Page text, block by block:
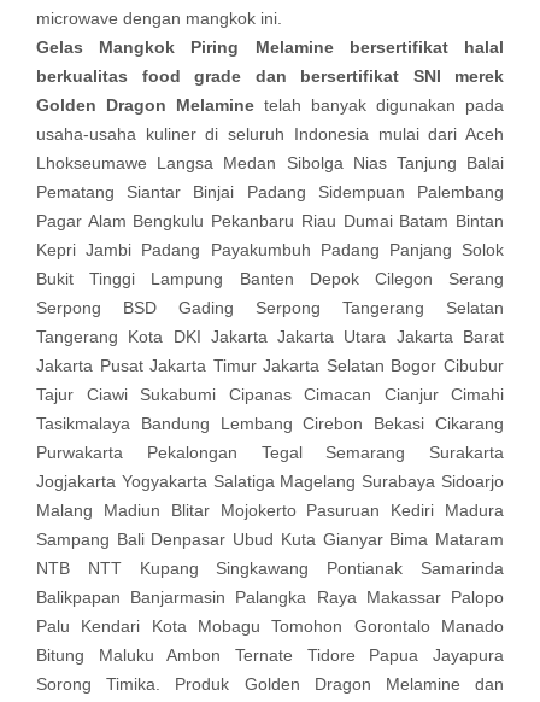
microwave dengan mangkok ini.
Gelas Mangkok Piring Melamine bersertifikat halal
berkualitas food grade dan bersertifikat SNI merek
Golden Dragon Melamine telah banyak digunakan pada
usaha-usaha kuliner di seluruh Indonesia mulai dari Aceh
Lhokseumawe Langsa Medan Sibolga Nias Tanjung Balai
Pematang Siantar Binjai Padang Sidempuan Palembang
Pagar Alam Bengkulu Pekanbaru Riau Dumai Batam Bintan
Kepri Jambi Padang Payakumbuh Padang Panjang Solok
Bukit Tinggi Lampung Banten Depok Cilegon Serang
Serpong BSD Gading Serpong Tangerang Selatan
Tangerang Kota DKI Jakarta Jakarta Utara Jakarta Barat
Jakarta Pusat Jakarta Timur Jakarta Selatan Bogor Cibubur
Tajur Ciawi Sukabumi Cipanas Cimacan Cianjur Cimahi
Tasikmalaya Bandung Lembang Cirebon Bekasi Cikarang
Purwakarta Pekalongan Tegal Semarang Surakarta
Jogjakarta Yogyakarta Salatiga Magelang Surabaya Sidoarjo
Malang Madiun Blitar Mojokerto Pasuruan Kediri Madura
Sampang Bali Denpasar Ubud Kuta Gianyar Bima Mataram
NTB NTT Kupang Singkawang Pontianak Samarinda
Balikpapan Banjarmasin Palangka Raya Makassar Palopo
Palu Kendari Kota Mobagu Tomohon Gorontalo Manado
Bitung Maluku Ambon Ternate Tidore Papua Jayapura
Sorong Timika. Produk Golden Dragon Melamine dan